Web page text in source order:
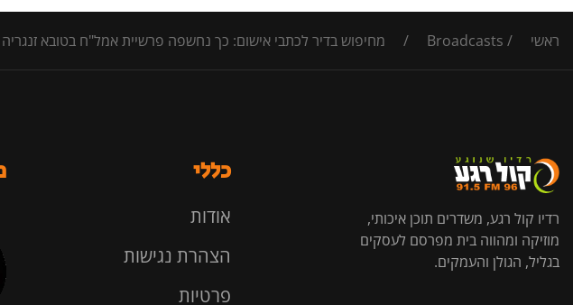
ראשי /
Broadcasts
/ מחיפוש בדיר לכתבי אישום: כך נחשפה פרשיית אמל"ח בטובא זנגריה
רדיו קול רגע, משדרים תוכן איכותי,
מוזיקה ומהווה בית מפרסם לעסקים
בגליל, הגולן והעמקים.
כללי
אודות
הצהרת נגישות
פרטיות